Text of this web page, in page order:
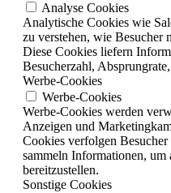
Analyse Cookies
Analytische Cookies wie
zu verstehen, wie Besucher
Diese Cookies liefern
Besucherzahl,
Werbe-Cookies
Werbe-Cookies
Werbe-Cookies werden
Anzeigen und
Cookies verfolgen Besucher
sammeln Informationen, um
bereitzustellen.
Sonstige Cookies